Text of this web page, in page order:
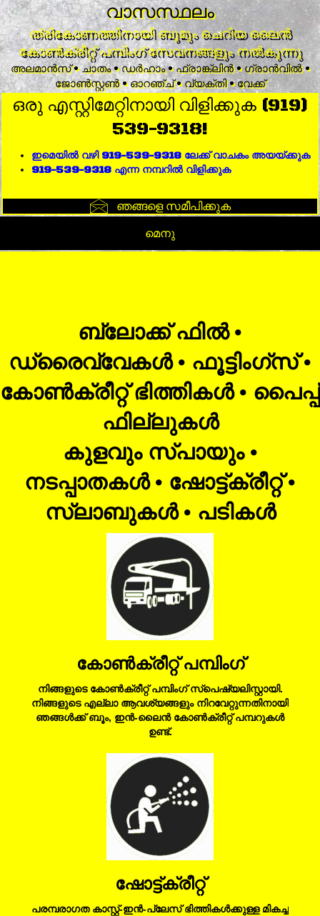
വാസസ്ഥലം
ത്രികോണത്തിനായി ബൂമും ചെറിയ ലൈൻ
കോൺക്രീറ്റ് പമ്പിംഗ് സേവനങ്ങളും നൽകുന്നു
അലമാൻസ് • ചാതം • ഡർഹാം • ഫ്രാങ്ക്ലിൻ • ഗ്രാൻവിൽ •
ജോൺസ്റ്റൺ • ഓറഞ്ച് • വ്യക്തി • വേക്ക്
ഒരു എസ്റ്റിമേറ്റിനായി വിളിക്കുക (919)
539-9318!
ഇമെയിൽ വഴി 919-539-9318 ലേക്ക് വാചകം അയയ്ക്കുക
919-539-9318 എന്ന നമ്പറിൽ വിളിക്കുക
ഞങ്ങളെ സമീപിക്കുക
മെനു
ബ്ലോക്ക് ഫിൽ •
ഡ്രൈവ്വേകൾ • ഫൂട്ടിംഗ്സ് •
കോൺക്രീറ്റ് ഭിത്തികൾ • പൈപ്പ്
ഫില്ലുകൾ
കുളവും സ്പായും •
നടപ്പാതകൾ • ഷോട്ട്ക്രീറ്റ് •
സ്ലാബുകൾ • പടികൾ
കോൺക്രീറ്റ് പമ്പിംഗ്
നിങ്ങളുടെ കോൺക്രീറ്റ് പമ്പിംഗ് സ്പെഷ്യലിസ്റ്റായി.
നിങ്ങളുടെ എല്ലാ ആവശ്യങ്ങളും നിറവേറ്റുന്നതിനായി
ഞങ്ങൾക്ക് ബൂം, ഇൻ-ലൈൻ കോൺക്രീറ്റ് പമ്പറുകൾ
ഉണ്ട്.
ഷോട്ട്ക്രീറ്റ്
പരമ്പരാഗത കാസ്റ്റ്-ഇൻ-പ്ലേസ് ഭിത്തികൾക്കുള്ള മികച്ച